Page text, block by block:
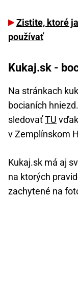
Zistite, ktoré
používať
Kukaj.sk -
Na stránkach
bocianích
sledovaťTU
v Zemplínskom
Kukaj.sk má aj
na ktorých
zachytené na